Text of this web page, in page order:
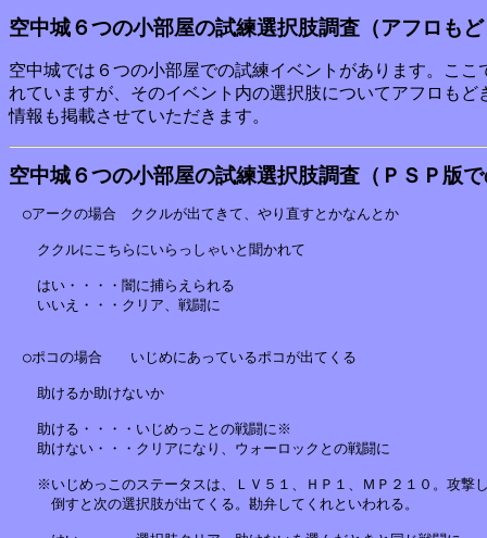
空中城６つの小部屋の試練選択肢調査（アフロも
空中城では６つの小部屋での試練イベントがあります。こ
れていますが、そのイベント内の選択肢についてアフロも
情報も掲載させていただきます。
空中城６つの小部屋の試練選択肢調査（ＰＳＰ版
○アークの場合　ククルが出てきて、やり直すとかなんとか
ククルにこちらにいらっしゃいと聞かれて
はい・・・・闇に捕らえられる
いいえ・・・クリア、戦闘に
○ポコの場合　　いじめにあっているポコが出てくる
助けるか助けないか
助ける・・・・いじめっことの戦闘に※
助けない・・・クリアになり、ウォーロックとの戦闘に
※いじめっこのステータスは、ＬＶ５１、ＨＰ１、ＭＰ２１０。攻撃
倒すと次の選択肢が出てくる。勘弁してくれといわれる。